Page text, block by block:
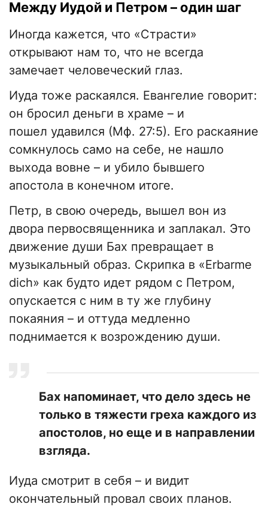
Между Иудой и Петром – один шаг
Иногда кажется, что «Страсти»
открывают нам то, что не всегда
замечает человеческий глаз.
Иуда тоже раскаялся. Евангелие говорит:
он бросил деньги в храме – и
пошел удавился (Мф. 27:5). Его раскаяние
сомкнулось само на себе, не нашло
выхода вовне – и убило бывшего
апостола в конечном итоге.
Петр, в свою очередь, вышел вон из
двора первосвященника и заплакал. Это
движение души Бах превращает в
музыкальный образ. Скрипка в «Erbarme
dich» как будто идет рядом с Петром,
опускается с ним в ту же глубину
покаяния – и оттуда медленно
поднимается к возрождению души.
Бах напоминает, что дело здесь не
только в тяжести греха каждого из
апостолов, но еще и в направлении
взгляда.
Иуда смотрит в себя – и видит
окончательный провал своих планов.